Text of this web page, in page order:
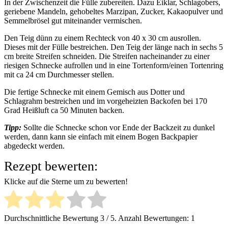
In der Zwischenzeit die Fülle zubereiten. Dazu Eiklar, Schlagobers,
geriebene Mandeln, gehobeltes Marzipan, Zucker, Kakaopulver und
Semmelbrösel gut miteinander vermischen.
Den Teig dünn zu einem Rechteck von 40 x 30 cm ausrollen.
Dieses mit der Fülle bestreichen. Den Teig der länge nach in sechs 5
cm breite Streifen schneiden. Die Streifen nacheinander zu einer
riesigen Schnecke aufrollen und in eine Tortenform/einen Tortenring
mit ca 24 cm Durchmesser stellen.
Die fertige Schnecke mit einem Gemisch aus Dotter und
Schlagrahm bestreichen und im vorgeheizten Backofen bei 170
Grad Heißluft ca 50 Minuten backen.
Tipp: Sollte die Schnecke schon vor Ende der Backzeit zu dunkel
werden, dann kann sie einfach mit einem Bogen Backpapier
abgedeckt werden.
Rezept bewerten:
Klicke auf die Sterne um zu bewerten!
Durchschnittliche Bewertung 3 / 5. Anzahl Bewertungen: 1